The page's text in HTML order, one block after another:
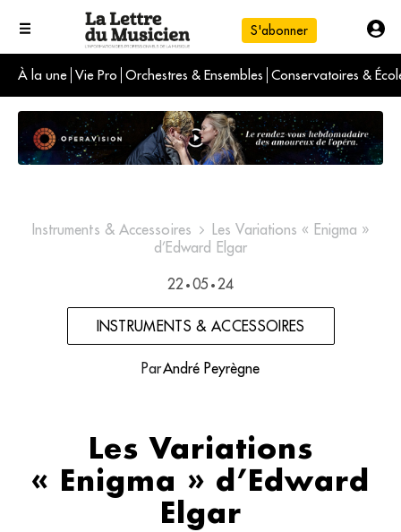
S'abonner
À la une Vie Pro Orchestres & Ensembles Conservatoires &
L'info du jour
Le numéro du mois
International
Instruments & Accessoires
Les Variations « Enigma »
d’Edward Elgar
22 • 05 • 24
INSTRUMENTS & ACCESSOIRES
ParAndré Peyrègne
Les Variations
« Enigma » d’Edward
Elgar